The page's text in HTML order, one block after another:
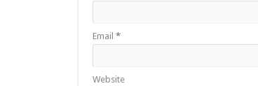
Email *
Website